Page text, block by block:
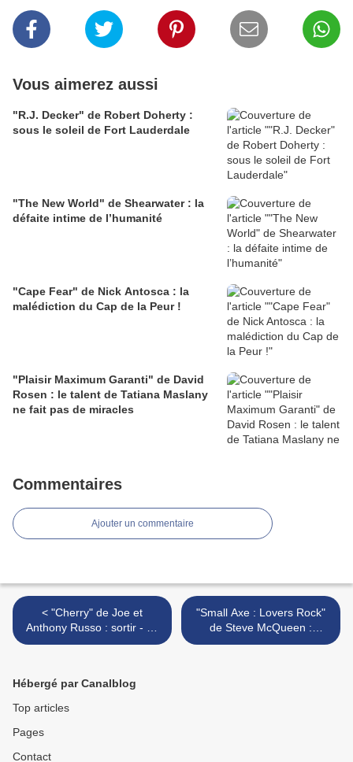
Vous aimerez aussi
"R.J. Decker" de Robert Doherty :
sous le soleil de Fort Lauderdale
"The New World" de Shearwater : la
défaite intime de l’humanité
"Cape Fear" de Nick Antosca : la
malédiction du Cap de la Peur !
"Plaisir Maximum Garanti" de David
Rosen : le talent de Tatiana Maslany
ne fait pas de miracles
Commentaires
Ajouter un commentaire
< "Cherry" de Joe et
Anthony Russo : sortir - ou
pas - du film de super-
"Small Axe : Lovers Rock"
de Steve McQueen :
communier et aimer en
Hébergé par Canalblog
Top articles
Pages
Contact